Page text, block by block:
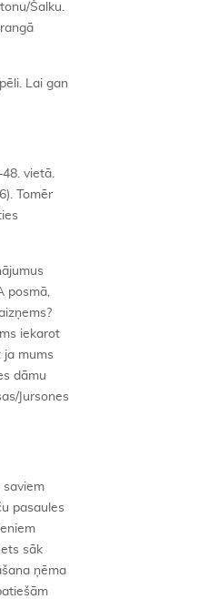
Šalku.
Lai gan
vietā.
Tomēr
posmā,
iekarot
mums
dāmu
Jursones
saviem
pasaules
sāk
ņēma